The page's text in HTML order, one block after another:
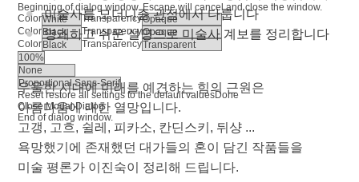
Beginning of dialog window. Escape will cancel and close the window.
Color
Transparency
Color
Transparency
Color
Transparency
Reset restore all settings to the default valuesDone
Close Modal Dialog
End of dialog window.
미술사를 모더니즘 관점에서 다룹니다
명쾌하고 쉬운 설명으로 미술사 계보를 정리합니다
우울한 시대에 미래를 예견하는 힘의 근원은
아름다움에 대한 열망입니다.
고갱, 고흐, 쉴레, 피카소, 칸딘스키, 뒤샹 ...
욕망했기에 존재했던 대가들의 혼이 담긴 작품들을
미술 평론가 이진숙이 정리해 드립니다.